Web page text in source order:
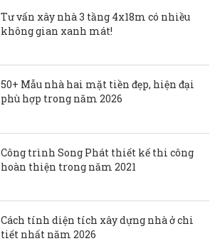
Tư vấn xây nhà 3 tầng 4x18m có nhiều
không gian xanh mát!
50+ Mẫu nhà hai mặt tiền đẹp, hiện đại
phù hợp trong năm 2026
Công trình Song Phát thiết kế thi công
hoàn thiện trong năm 2021
Cách tính diện tích xây dựng nhà ở chi
tiết nhất năm 2026